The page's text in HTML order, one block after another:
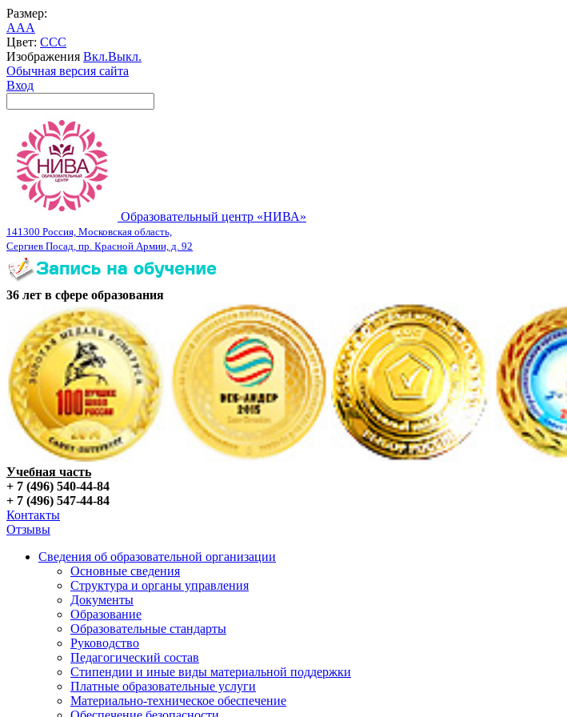
Размер:
AAA
Цвет: CCC
Изображения Вкл.Выкл.
Обычная версия сайта
Вход
Образовательный центр «НИВА»
141300 Россия, Московская область,
Сергиев Посад, пр. Красной Армии, д. 92
36 лет в сфере образования
Учебная часть
+ 7 (496) 540-44-84
+ 7 (496) 547-44-84
Контакты
Отзывы
Сведения об образовательной организации
Основные сведения
Структура и органы управления
Документы
Образование
Образовательные стандарты
Руководство
Педагогический состав
Стипендии и иные виды материальной поддержки
Платные образовательные услуги
Материально-техническое обеспечение